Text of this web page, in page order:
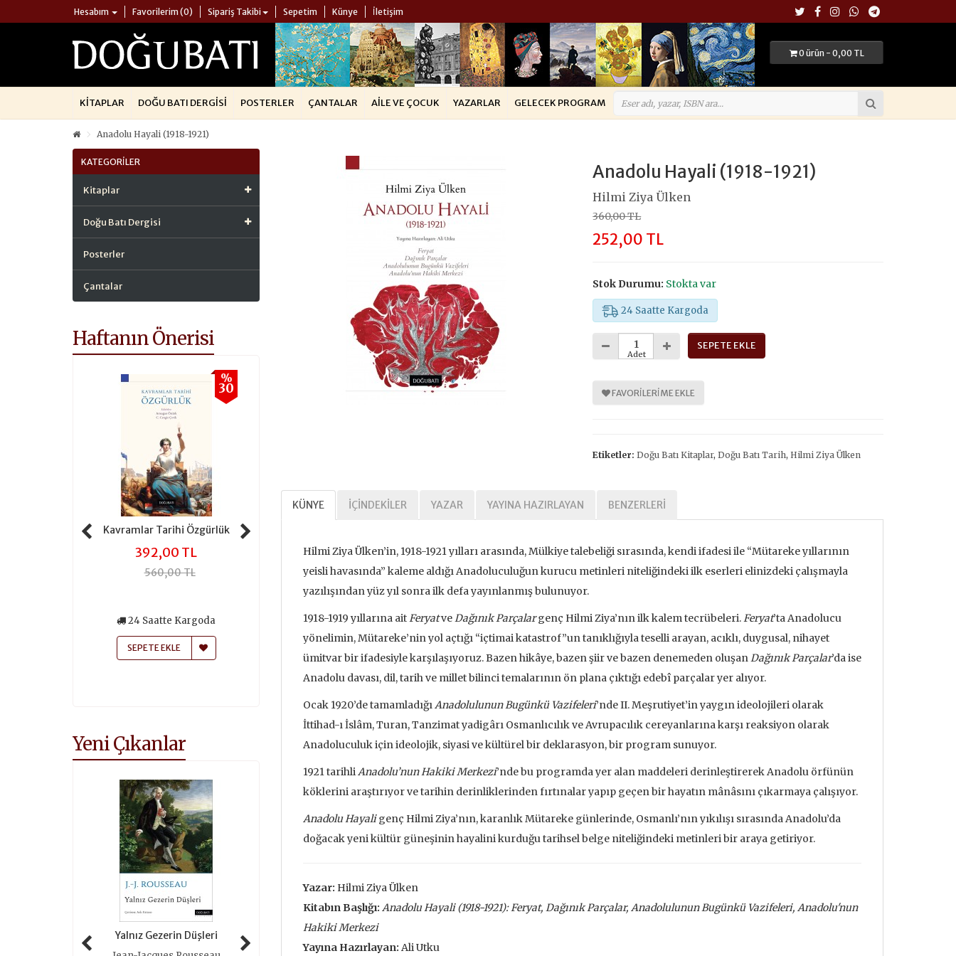
Hesabım Favorilerim (0) Sipariş Takibi Sepetim Künye İletişim
0 ürün - 0,00 TL
KITAPLAR DOĞU BATI DERGISI POSTERLER ÇANTALAR AILE VE ÇOCUK YAZARLAR GELECEK PROGRAM
Anadolu Hayali (1918-1921)
KATEGORILER
Kitaplar
Doğu Batı Dergisi
Posterler
Çantalar
Haftanın Önerisi
%
30
Kavramlar Tarihi Özgürlük
392,00 TL
560,00 TL
24 Saatte Kargoda
SEPETE EKLE
%
30
301,00 TL
430,00 TL
24 Saatte Kargoda
392,00 TL
560,00 TL
24 Saatte Kargoda
SEPETE EKLE
Yeni Çıkanlar
Yalnız Gezerin Düşleri Oyunlar ve İnsanlar
Anadolu Hayali (1918-1921)
Hilmi Ziya Ülken
360,00 TL
252,00 TL
Stok Durumu: Stokta var
24 Saatte Kargoda
Adet
SEPETE EKLE
FAVORILERIME EKLE
Etiketler: Doğu Batı Kitaplar,Doğu Batı Tarih,Hilmi Ziya Ülken
KÜNYE İÇINDEKILER YAZAR YAYINA HAZIRLAYAN BENZERLERI
Hilmi Ziya Ülken’in, 1918-1921 yılları arasında, Mülkiye talebeliği sırasında, kendi ifadesi ile “Mütareke yıllarının
yeisli havasında” kaleme aldığı Anadoluculuğun kurucu metinleri niteliğindeki ilk eserleri elinizdeki çalışmayla
yazılışından yüz yıl sonra ilk defa yayınlanmış bulunuyor.
1918-1919 yıllarına aitFeryatveDağınık Parçalargenç Hilmi Ziya’nın ilk kalem tecrübeleri.Feryat’ta Anadolucu
yönelimin, Mütareke’nin yol açtığı “içtimai katastrof”un tanıklığıyla teselli arayan, acıklı, duygusal, nihayet
ümitvar bir ifadesiyle karşılaşıyoruz. Bazen hikâye, bazen şiir ve bazen denemeden oluşanDağınık Parçalar’da ise
Anadolu davası, dil, tarih ve millet bilinci temalarının ön plana çıktığı edebî parçalar yer alıyor.
Ocak 1920’de tamamladığıAnadolulunun Bugünkü Vazifeleri’nde II. Meşrutiyet’in yaygın ideolojileri olarak
İttihad-ı İslâm, Turan, Tanzimat yadigârı Osmanlıcılık ve Avrupacılık cereyanlarına karşı reaksiyon olarak
Anadoluculuk için ideolojik, siyasi ve kültürel bir deklarasyon, bir program sunuyor.
1921 tarihliAnadolu’nun Hakiki Merkezi’nde bu programda yer alan maddeleri derinleştirerek Anadolu örfünün
köklerini araştırıyor ve tarihin derinliklerinden fırtınalar yapıp geçen bir hayatın mânâsını çıkarmaya çalışıyor.
Anadolu Hayaligenç Hilmi Ziya’nın, karanlık Mütareke günlerinde, Osmanlı’nın yıkılışı sırasında Anadolu’da
doğacak yeni kültür güneşinin hayalini kurduğu tarihsel belge niteliğindeki metinleri bir araya getiriyor.
Yazar: Hilmi Ziya Ülken
Kitabın Başlığı: Anadolu Hayali (1918-1921): Feryat, Dağınık Parçalar, Anadolulunun Bugünkü Vazifeleri, Anadolu'nun
Hakiki Merkezi
Yayına Hazırlayan: Ali Utku